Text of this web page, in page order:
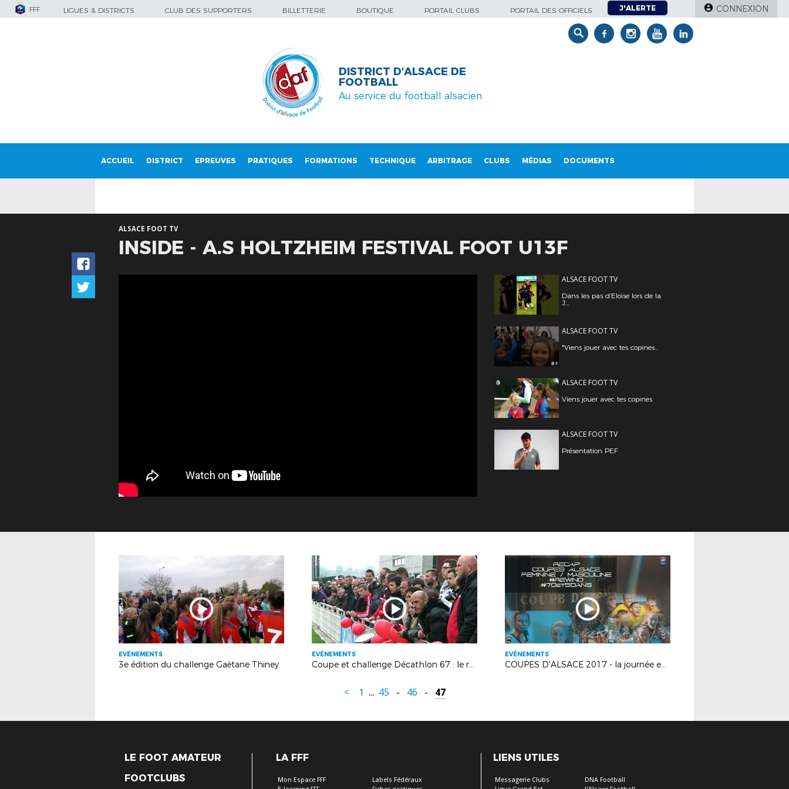
FFF LIGUES & DISTRICTS CLUB DES SUPPORTERS BILLETTERIE BOUTIQUE PORTAIL CLUBS PORTAIL DES OFFICIELS J'ALERTE CONNEXION
DISTRICT D'ALSACE DE
FOOTBALL
Au service du football alsacien
ACCUEIL DISTRICT EPREUVES PRATIQUES FORMATIONS TECHNIQUE ARBITRAGE CLUBS MÉDIAS DOCUMENTS
ALSACE FOOT TV
INSIDE - A.S HOLTZHEIM FESTIVAL FOOT U13F
ALSACE FOOT TV
Dans les pas d’Eloïse lors de la
J...
ALSACE FOOT TV
"Viens jouer avec tes copines...
ALSACE FOOT TV
Viens jouer avec tes copines
ALSACE FOOT TV
Présentation PEF
EVÉNEMENTS
3e édition du challenge Gaëtane Thiney
EVÉNEMENTS
Coupe et challenge Décathlon 67 : le résumé vidéo
EVÉNEMENTS
COUPES D'ALSACE 2017 - la journée en images
< 1 ... 45 - 46 - 47
LE FOOT AMATEUR
FOOTCLUBS
LA FFF
Mon Espace FFF
Labels Fédéraux
LIENS UTILES
Messagerie Clubs
DNA Football